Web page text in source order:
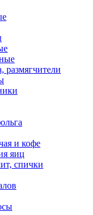
размягчители
и кофе
яиц
спички